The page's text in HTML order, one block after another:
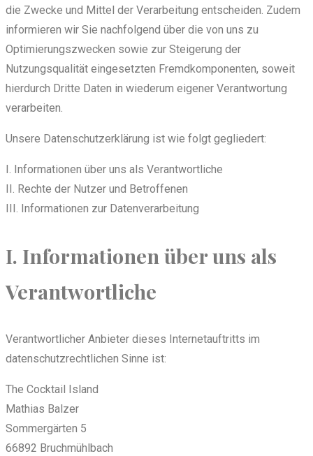
die Zwecke und Mittel der Verarbeitung entscheiden. Zudem
informieren wir Sie nachfolgend über die von uns zu
Optimierungszwecken sowie zur Steigerung der
Nutzungsqualität eingesetzten Fremdkomponenten, soweit
hierdurch Dritte Daten in wiederum eigener Verantwortung
verarbeiten.
Unsere Datenschutzerklärung ist wie folgt gegliedert:
I. Informationen über uns als Verantwortliche
II. Rechte der Nutzer und Betroffenen
III. Informationen zur Datenverarbeitung
I. Informationen über uns als
Verantwortliche
Verantwortlicher Anbieter dieses Internetauftritts im
datenschutzrechtlichen Sinne ist:
The Cocktail Island
Mathias Balzer
Sommergärten 5
66892 Bruchmühlbach